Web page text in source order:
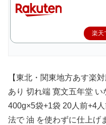
楽天
【東北・関東地方あす楽
あり 切れ端 寛文五年堂
400g×5袋+1袋 20人前+4
法で 油 を使わずに仕上げ